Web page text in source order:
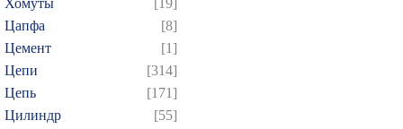
Хомуты
[19]
Цапфа
[8]
Цемент
[1]
Цепи
[314]
Цепь
[171]
Цилиндр
[55]